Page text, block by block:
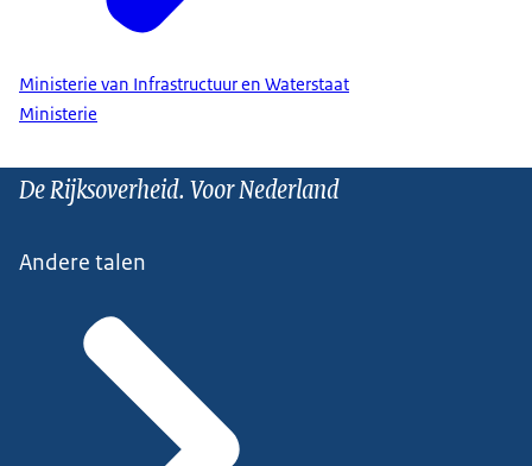
Ministerie van Infrastructuur en Waterstaat
Ministerie
De Rijksoverheid. Voor Nederland
Andere talen